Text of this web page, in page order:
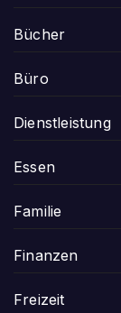
Bücher
Büro
Dienstleistung
Essen
Familie
Finanzen
Freizeit